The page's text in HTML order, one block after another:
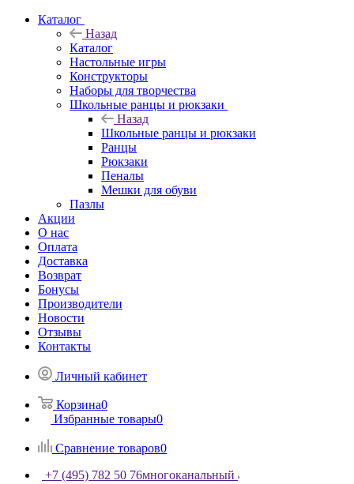
Каталог
Назад
Каталог
Настольные игры
Конструкторы
Наборы для творчества
Школьные ранцы и рюкзаки
Назад
Школьные ранцы и рюкзаки
Ранцы
Рюкзаки
Пеналы
Мешки для обуви
Пазлы
Акции
О нас
Оплата
Доставка
Возврат
Бонусы
Производители
Новости
Отзывы
Контакты
Личный кабинет
Корзина0
Избранные товары0
Сравнение товаров0
+7 (495) 782 50 76многоканальный